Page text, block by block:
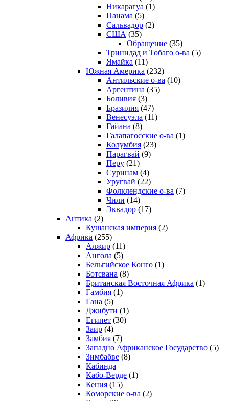
Никарагуа (1)
Панама (5)
Сальвадор (2)
США (35)
Обращение (35)
Тринидад и Тобаго о-ва (5)
Ямайка (11)
Южная Америка (232)
Антильские о-ва (10)
Аргентина (35)
Боливия (3)
Бразилия (47)
Венесуэла (11)
Гайана (8)
Галапагосские о-ва (1)
Колумбия (23)
Парагвай (9)
Перу (21)
Суринам (4)
Уругвай (22)
Фолклендские о-ва (7)
Чили (14)
Эквадор (17)
Антика (2)
Кушанская империя (2)
Африка (255)
Алжир (11)
Ангола (5)
Бельгийское Конго (1)
Ботсвана (8)
Британская Восточная Африка (1)
Гамбия (1)
Гана (5)
Джибути (1)
Египет (30)
Заир (4)
Замбия (7)
Западно Африканское Государство (5)
Зимбабве (8)
Кабинда
Кабо-Верде (1)
Кения (15)
Коморские о-ва (2)